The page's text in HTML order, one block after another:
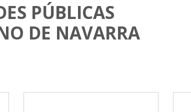
PÚBLICAS
DE NAVARRA